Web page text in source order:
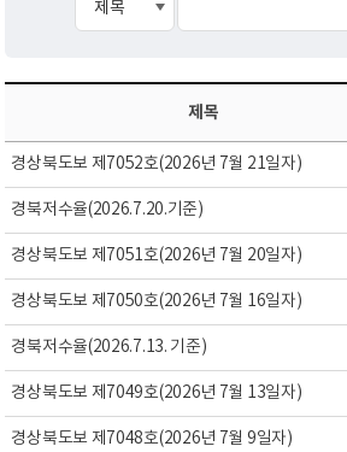
제목
경상북도보 제7052호(2026년 7월 21일자)
경북저수율(2026.7.20.기준)
경상북도보 제7051호(2026년 7월 20일자)
경상북도보 제7050호(2026년 7월 16일자)
경북저수율(2026.7.13. 기준)
경상북도보 제7049호(2026년 7월 13일자)
경상북도보 제7048호(2026년 7월 9일자)